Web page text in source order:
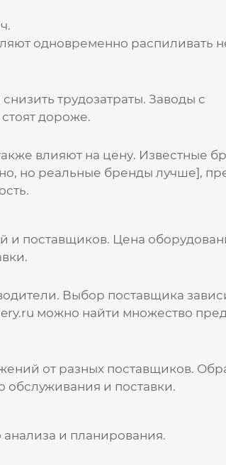
одновременно распиливать
трудозатраты. Заводы с
дороже.
влияют на цену. Известные
но реальные бренды лучше],
и поставщиков. Цена
Выбор поставщика
можно найти множество
от разных поставщиков.
обслуживания и поставки.
и планирования.